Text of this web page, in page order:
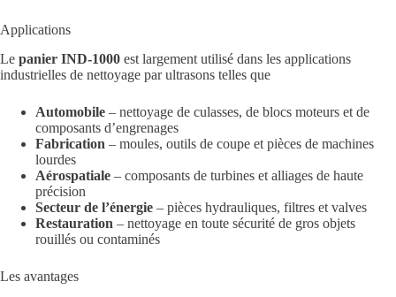
Applications
Le panier IND-1000 est largement utilisé dans les applications
industrielles de nettoyage par ultrasons telles que
Automobile – nettoyage de culasses, de blocs moteurs et de
composants d’engrenages
Fabrication – moules, outils de coupe et pièces de machines
lourdes
Aérospatiale – composants de turbines et alliages de haute
précision
Secteur de l’énergie – pièces hydrauliques, filtres et valves
Restauration – nettoyage en toute sécurité de gros objets
rouillés ou contaminés
Les avantages